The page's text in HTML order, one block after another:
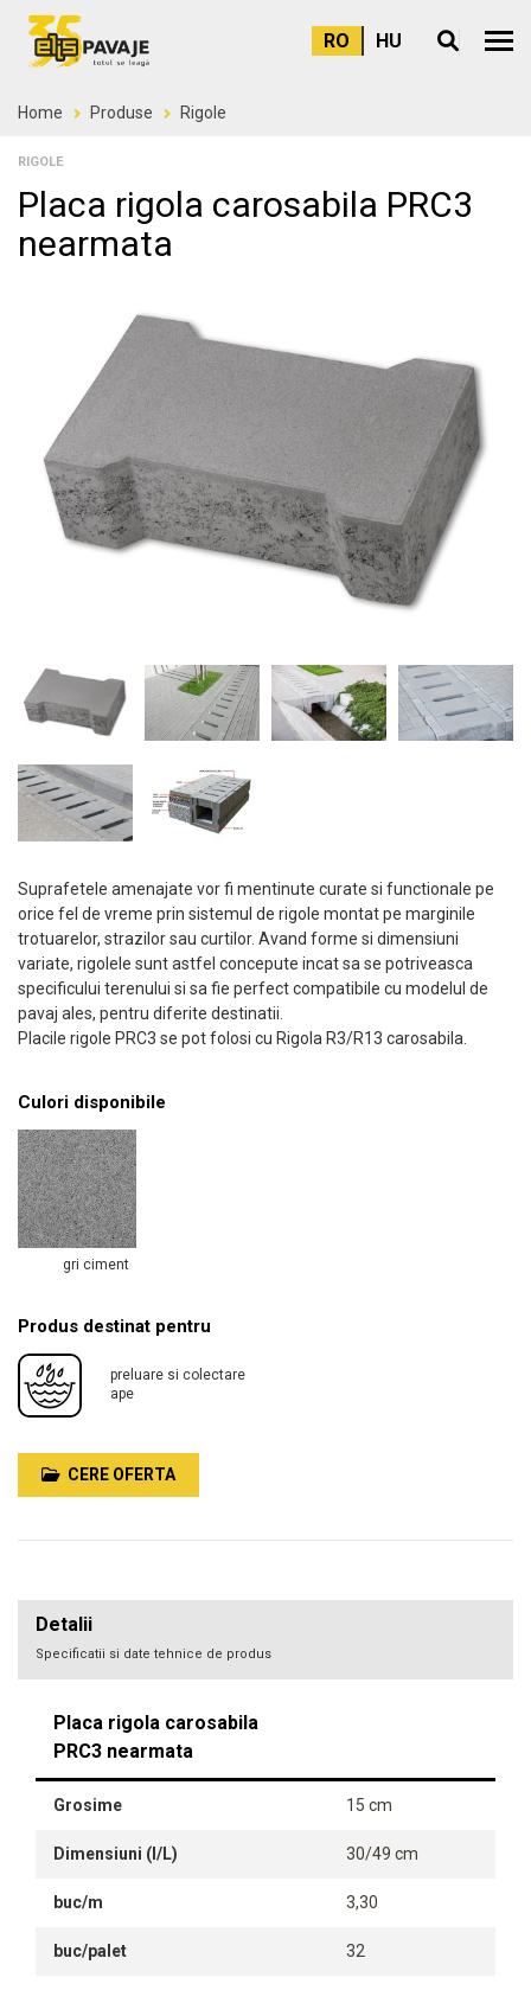
RO HU Meniu
Home Produse Rigole
RIGOLE
Placa rigola carosabila PRC3
nearmata
Suprafetele amenajate vor fi mentinute curate si functionale pe
orice fel de vreme prin sistemul de rigole montat pe marginile
trotuarelor, strazilor sau curtilor. Avand forme si dimensiuni
variate, rigolele sunt astfel concepute incat sa se potriveasca
specificului terenului si sa fie perfect compatibile cu modelul de
pavaj ales, pentru diferite destinatii.
Placile rigole PRC3 se pot folosi cu Rigola R3/R13 carosabila.
Culori disponibile
gri ciment
Produs destinat pentru
preluare si colectare
ape
CERE OFERTA
Detalii
Specificatii si date tehnice de produs
Placa rigola carosabila
PRC3 nearmata
Grosime 15 cm
Dimensiuni (l/L) 30/49 cm
buc/m 3,30
buc/palet 32